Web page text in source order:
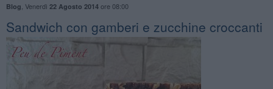
Blog Venerdì 22 Agosto 2014ore 08:00
Sandwich con gamberi e zucchine croccanti